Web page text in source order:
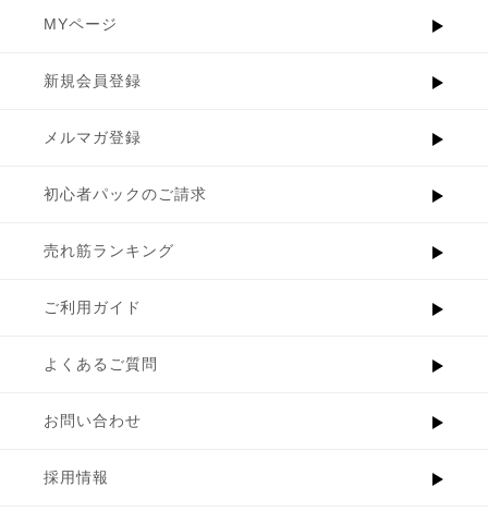
MYページ
新規会員登録
メルマガ登録
初心者パックのご請求
売れ筋ランキング
ご利用ガイド
よくあるご質問
お問い合わせ
採用情報